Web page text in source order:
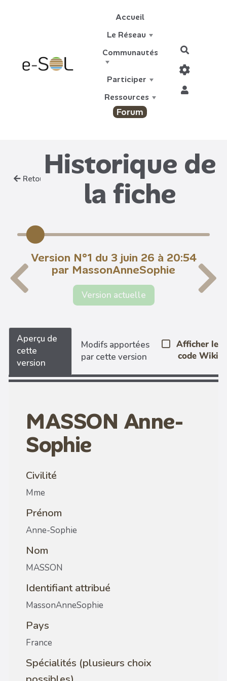
Accueil
Le Réseau
Communautés
Participer
Ressources
Forum
Retour Historique de
la fiche
Version N°1 du 3 juin 26 à 20:54
par MassonAnneSophie
Version actuelle
Aperçu de
cette
version
Modifs apportées
par cette version
Afficher le
code Wiki
MASSON Anne-
Sophie
Civilité
Mme
Prénom
Anne-Sophie
Nom
MASSON
Identifiant attribué
MassonAnneSophie
Pays
France
Spécialités (plusieurs choix